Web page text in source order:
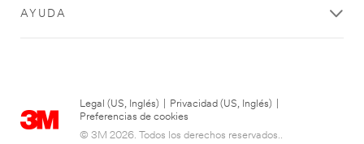
AYUDA
Legal (US, Inglés) Privacidad (US, Inglés)
Preferencias de cookies
© 3M 2026. Todos los derechos reservados..